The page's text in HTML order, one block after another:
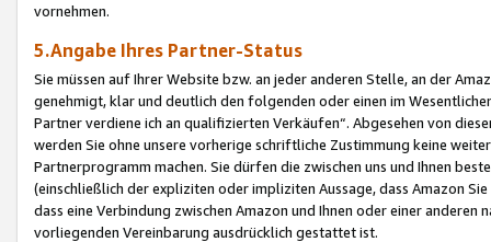
vornehmen.
5.Angabe Ihres Partner-Status
Sie müssen auf Ihrer Website bzw. an jeder anderen Stelle, an der
genehmigt, klar und deutlich den folgenden oder einen im
Partner verdiene ich an qualifizierten Verkäufen“. Abgesehen von
werden Sie ohne unsere vorherige schriftliche Zustimmung keine
Partnerprogramm machen. Sie dürfen die zwischen uns und Ihnen
(einschließlich der expliziten oder impliziten Aussage, dass Amazon
dass eine Verbindung zwischen Amazon und Ihnen oder einer
vorliegenden Vereinbarung ausdrücklich gestattet ist.